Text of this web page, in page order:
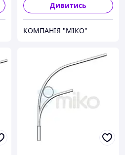
Дивитись
КОМПАНІЯ "МІКО"